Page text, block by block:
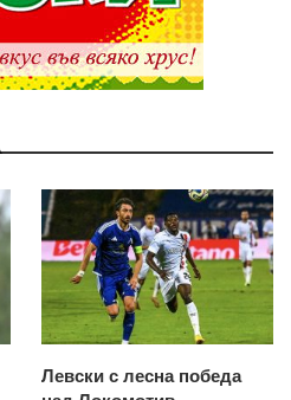
Левски с лесна победа